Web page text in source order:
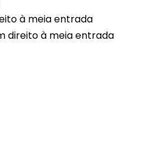
à meia entrada
direito à meia entrada